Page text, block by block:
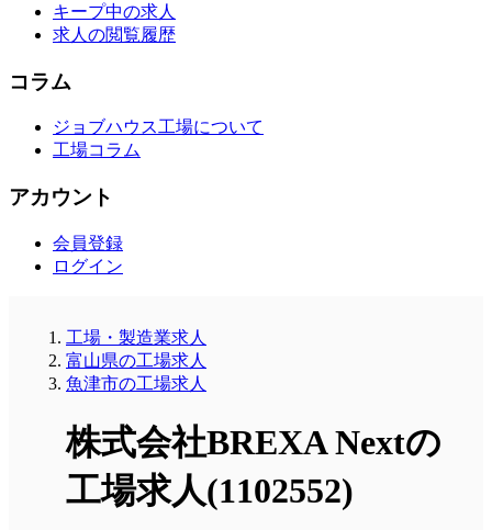
キープ中の求人
求人の閲覧履歴
コラム
ジョブハウス工場について
工場コラム
アカウント
会員登録
ログイン
工場・製造業求人
富山県の工場求人
魚津市の工場求人
株式会社BREXA Nextの
工場求人(1102552)